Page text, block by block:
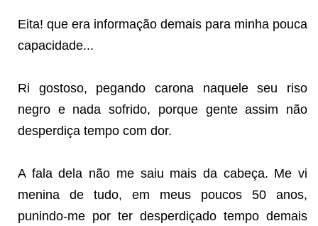
Eita! que era informação demais para minha pouca
capacidade...
Ri gostoso, pegando carona naquele seu riso
negro e nada sofrido, porque gente assim não
desperdiça tempo com dor.
A fala dela não me saiu mais da cabeça. Me vi
menina de tudo, em meus poucos 50 anos,
punindo-me por ter desperdiçado tempo demais